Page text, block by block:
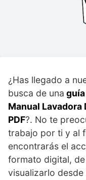
¿Has llegado a
busca de una
Manual Lavadora
PDF?. No te
trabajo por ti y al
encontrarás el
formato digital,
visualizarlo